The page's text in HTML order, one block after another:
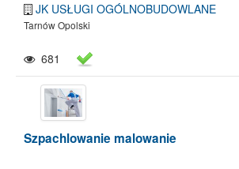
JK USŁUGI OGÓLNOBUDOWLANE
Tarnów Opolski
681
Szpachlowanie malowanie